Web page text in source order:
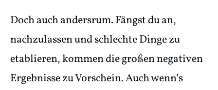
Doch auch andersrum. Fängst du an,
nachzulassen und schlechte Dinge zu
etablieren, kommen die großen negativen
Ergebnisse zu Vorschein. Auch wenn’s